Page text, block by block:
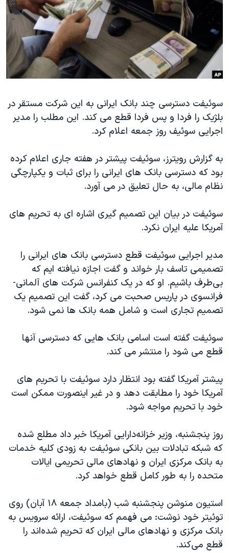
فرهنگ و زندگی
حقوق شهروندی
اقتصادی
علم و فناوری
گالری عکس
آرشیو پخش زنده
مستندها
انتخابات ریاست جمهوری آمریکا ۲۰۲۴
حمله جمهوری اسلامی به اسرائیل
رمز مهسا
اعتراضات زن، زندگی، آزادی
مجموعه مستندهای دادخواهی
تریبونال مردمی آبان ۹۸
دادگاه حمید نوری
چهل سال گروگان‌گیری
قانون شفافیت دارائی کادر رهبری ایران
اعتراضات مردمی آبان ۹۸
اسرائیل در جنگ
همایش محافظه‌کاران آمریکا «سی‌پک»
صفحه‌های ویژه
سفر پرزیدنت ترامپ به چین
دنبال کنید
زبانهای مختلف
سوئیفت دسترسی چند بانک ایرانی به این شرکت مستقر در
بلژیک را فردا و پس فردا قطع می کند. این مطلب را مدیر
اجرایی سوئیف روز جمعه اعلام کرد.
به گزارش رویترز، سوئیفت پیشتر در هفته جاری اعلام کرده
بود که دسترسی بانک های ایرانی را برای ثبات و یکپارچگی
نظام مالی، به حال تعلیق در می آورد.
سوئیفت در بیان این تصمیم گیری اشاره ای به تحریم های
آمریکا علیه ایران نکرد.
مدیر اجرایی سوئیفت قطع دسترسی بانک های ایرانی را
تصمیمی تاسف بار خواند و گفت اجازه نیافته ایم که
بی‌طرف باشیم. او که در یک کنفرانس شرکت های آلمانی-
فرانسوی در پاریس صحبت می کرد، گفت این تصمیم یک
تصمیم تجاری است و شامل همه بانک ها نمی شود.
سوئیفت گفته است اسامی بانک هایی که دسترسی آنها
قطع می شود را منتشر می کند.
پیشتر آمریکا گفته بود انتظار دارد سوئیفت با تحریم های
آمریکا خود را مطابقت دهد و در غیر اینصورت ممکن است
خود با تحریم مواجه شود.
روز پنجشنبه، وزیر خزانه‌دارایی آمریکا خبر داد مطلع شده
که شبکه تبادلات بین بانکی سوئیفت به زودی کلیه خدمات
به بانک مرکزی ایران و نهادهای مالی تحریمی ایالات
متحده را به طور کامل قطع خواهد کرد.
استیون منوشن پنجشنبه شب (بامداد جمعه ۱۸ آبان) روی
توئیتر خود نوشت: می فهمم که سوئیفت، ارائه سرویس به
بانک مرکزی و نهادهای مالی ایران که تحریم شده‌اند را
قطع می‌کند.